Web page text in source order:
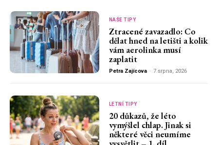
NAŠE TIPY
Ztracené zavazadlo: Co
dělat hned na letišti a kolik
vám aerolinka musí
zaplatit
Petra Zajícova - 7 srpna, 2026
LETNÍ TIPY
20 důkazů, že léto
vymýšlel chlap. Jinak si
některé věci neumíme